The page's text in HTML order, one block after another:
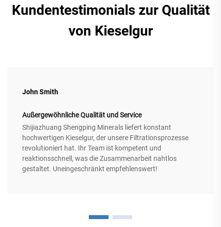
Kundentestimonials zur Qualität
von Kieselgur
John Smith
Außergewöhnliche Qualität und Service
Shijiazhuang Shengping Minerals liefert konstant
hochwertigen Kieselgur, der unsere Filtrationsprozesse
revolutioniert hat. Ihr Team ist kompetent und
reaktionsschnell, was die Zusammenarbeit nahtlos
gestaltet. Uneingeschränkt empfehlenswert!